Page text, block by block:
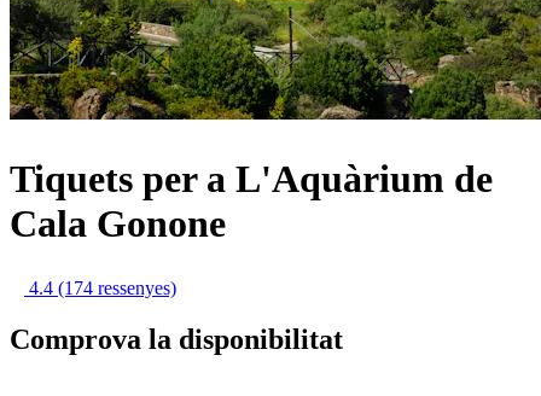
Tiquets per a L'Aquàrium de
Cala Gonone
4.4 (174 ressenyes)
Comprova la disponibilitat